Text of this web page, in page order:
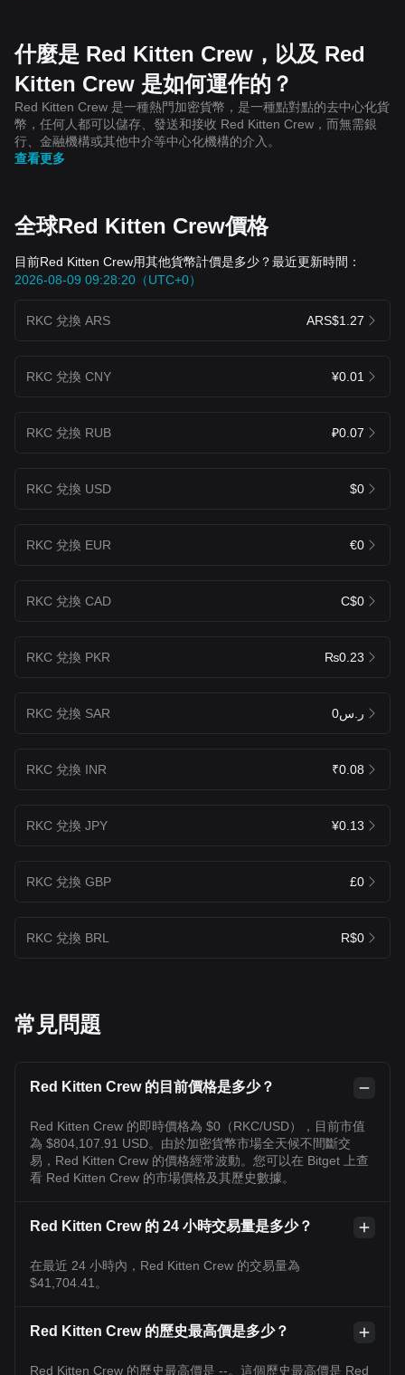
什麼是 Red Kitten Crew，以及 Red
Kitten Crew 是如何運作的？
Red Kitten Crew 是一種熱門加密貨幣，是一種點對點的去中心化貨
幣，任何人都可以儲存、發送和接收 Red Kitten Crew，而無需銀
行、金融機構或其他中介等中心化機構的介入。
查看更多
全球Red Kitten Crew價格
目前Red Kitten Crew用其他貨幣計價是多少？最近更新時間：
2026-08-09 09:28:20（UTC+0）
RKC 兌換 ARS ARS$1.27
RKC 兌換 CNY ¥0.01
RKC 兌換 RUB ₽0.07
RKC 兌換 USD $0
RKC 兌換 EUR €0
RKC 兌換 CAD C$0
RKC 兌換 PKR ₨0.23
RKC 兌換 SAR ر.س0
RKC 兌換 INR ₹0.08
RKC 兌換 JPY ¥0.13
RKC 兌換 GBP £0
RKC 兌換 BRL R$0
常見問題
Red Kitten Crew 的目前價格是多少？
Red Kitten Crew 的即時價格為 $0（RKC/USD），目前市值
為 $804,107.91 USD。由於加密貨幣市場全天候不間斷交
易，Red Kitten Crew 的價格經常波動。您可以在 Bitget 上查
看 Red Kitten Crew 的市場價格及其歷史數據。
Red Kitten Crew 的 24 小時交易量是多少？
在最近 24 小時內，Red Kitten Crew 的交易量為
$41,704.41。
Red Kitten Crew 的歷史最高價是多少？
Red Kitten Crew 的歷史最高價是 --。這個歷史最高價是 Red